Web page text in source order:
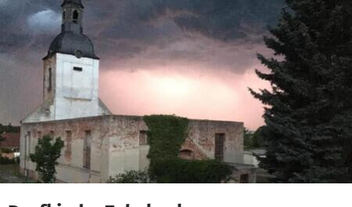
Zum Hauptinhalt springen
Erklärung zur Barrierefreiheit anzeigen